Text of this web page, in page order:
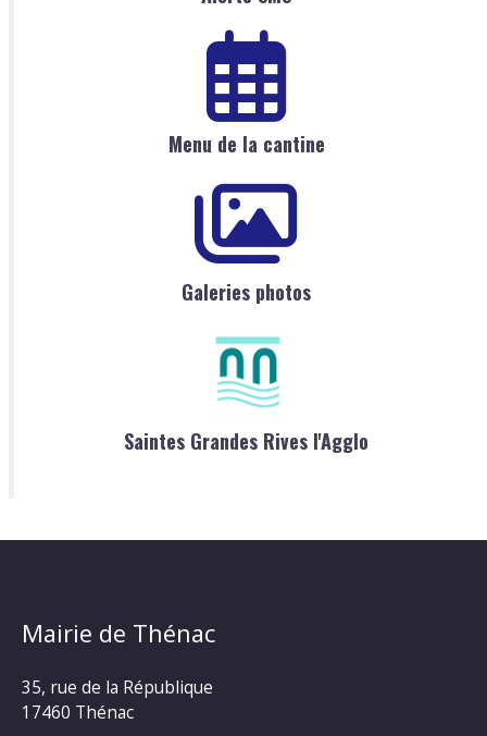
Menu de la cantine
Galeries photos
Saintes Grandes Rives l'Agglo
Mairie de Thénac
35, rue de la République
17460 Thénac